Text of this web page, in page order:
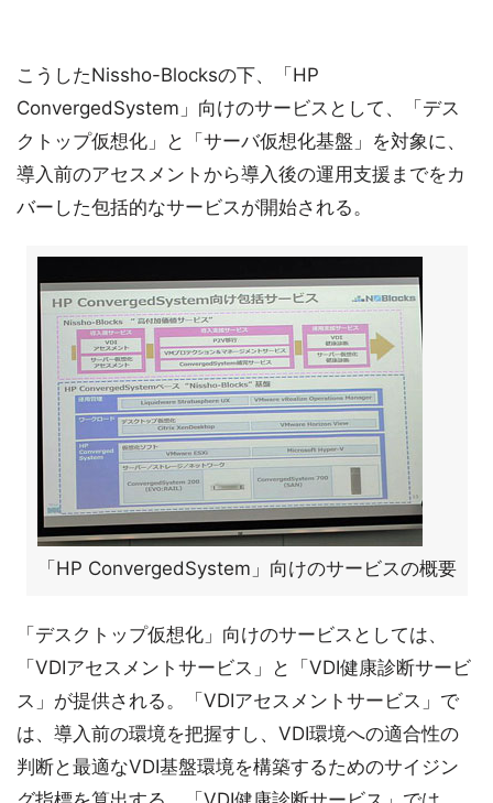
こうしたNissho-Blocksの下、「HP
ConvergedSystem」向けのサービスとして、「デス
クトップ仮想化」と「サーバ仮想化基盤」を対象に、
導入前のアセスメントから導入後の運用支援までをカ
バーした包括的なサービスが開始される。
「HP ConvergedSystem」向けのサービスの概要
「デスクトップ仮想化」向けのサービスとしては、
「VDIアセスメントサービス」と「VDI健康診断サービ
ス」が提供される。「VDIアセスメントサービス」で
は、導入前の環境を把握すし、VDI環境への適合性の
判断と最適なVDI基盤環境を構築するためのサイジン